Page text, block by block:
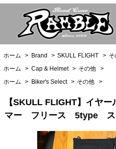
ホーム > Brand > SKULL FLIGHT > そ
ホーム
> Cap & Helmet > その他
>
ホーム
> Biker's Select > その他 >
【SKULL FLIGHT】イヤ
マー フリース 5type ス